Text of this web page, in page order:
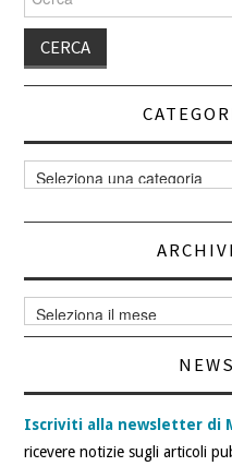
per:
Categorie
articoli
Archivi
articoli
Iscriviti alla newsletter di
ricevere notizie sugli articoli